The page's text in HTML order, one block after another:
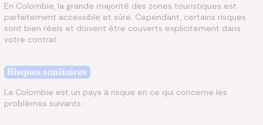
En Colombie, la grande majorité des zones touristiques est
parfaitement accessible et sûre. Cependant, certains risques
sont bien réels et doivent être couverts explicitement dans
votre contrat.
Risques sanitaires
La Colombie est un pays à risque en ce qui concerne les
problèmes suivants :